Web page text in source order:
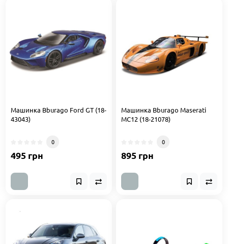
Машинка Bburago Ford GT (18-
43043)
0
495 грн
Машинка Bburago Maserati
MC12 (18-21078)
0
895 грн